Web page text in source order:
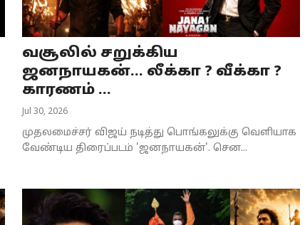
வசூலில் சறுக்கிய
ஜனநாயகன்... லீக்கா ? வீக்கா ?
காரணம் ...
Jul 30, 2026
முதலமைச்சர் விஜய் நடித்து பொங்கலுக்கு வெளியாக
வேண்டிய திரைப்படம் 'ஜனநாயகன்'. சென...